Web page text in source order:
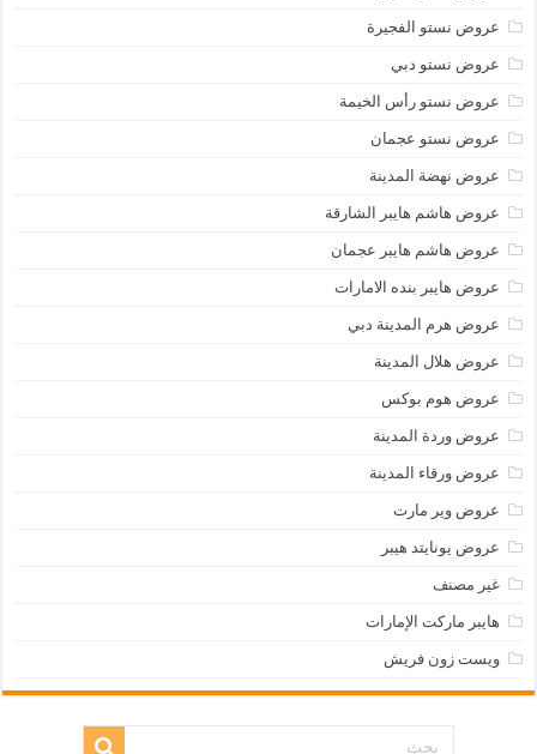
عروض نستو الفجيرة
عروض نستو دبي
عروض نستو رأس الخيمة
عروض نستو عجمان
عروض نهضة المدينة
عروض هاشم هايبر الشارقة
عروض هاشم هايبر عجمان
عروض هايبر بنده الامارات
عروض هرم المدينة دبي
عروض هلال المدينة
عروض هوم بوكس
عروض وردة المدينة
عروض ورقاء المدينة
عروض وير مارت
عروض يونايتد هيبر
غير مصنف
هايبر ماركت الإمارات
ويست زون فريش